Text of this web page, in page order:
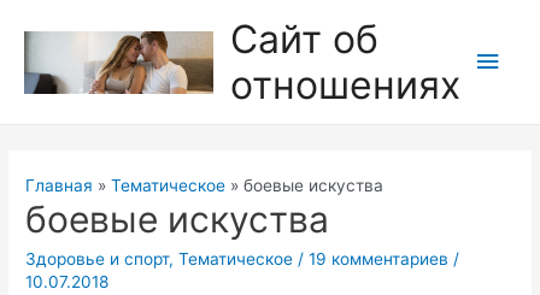
содержимому
Сайт об
отношениях
Главная Тематическое боевые искуства
боевые искуства
Здоровье и спорт,Тематическое /19 комментариев /
10.07.2018